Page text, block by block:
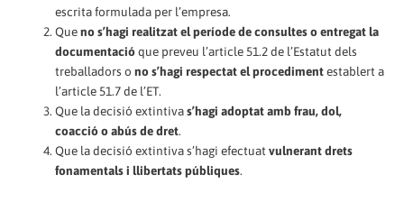
escrita formulada per l’empresa.
Queno s’hagi realitzat el període de consultes o entregat la
documentacióque preveu l’article 51.2 de l’Estatut dels
treballadors ono s’hagi respectat el procedimentestablert a
l’article 51.7 de l’ET.
Que la decisió extintivas’hagi adoptat amb frau, dol,
coacció o abús de dret.
Que la decisió extintiva s’hagi efectuatvulnerant drets
fonamentals i llibertats públiques.